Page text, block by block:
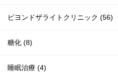
ビヨンドザライトクリニック (56)
糖化 (8)
睡眠治療 (4)